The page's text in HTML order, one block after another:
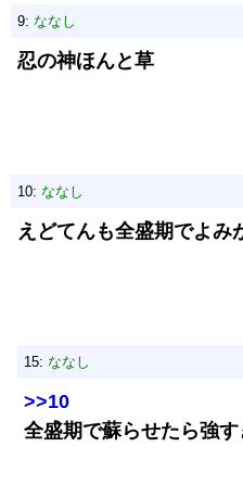
9: ななし
忍の神ほんと草
10: ななし
えどてんも全盛期でよみ
15: ななし
>>10
全盛期で蘇らせたら強